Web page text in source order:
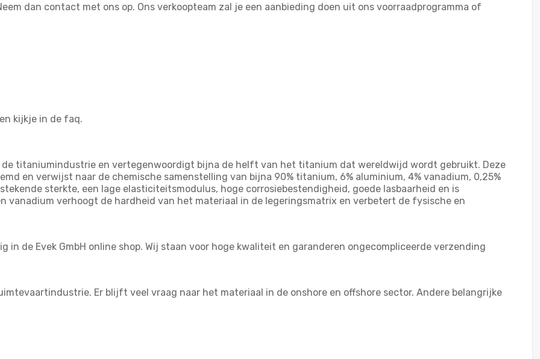
dan contact met ons op. Ons verkoopteam zal je een aanbieding doen uit ons voorraadprogramma of
kijkje in de faq.
de titaniumindustrie en vertegenwoordigt bijna de helft van het titanium dat wereldwijd wordt gebruikt. Deze
en verwijst naar de chemische samenstelling van bijna 90% titanium, 6% aluminium, 4% vanadium, 0,25%
sterkte, een lage elasticiteitsmodulus, hoge corrosiebestendigheid, goede lasbaarheid en is
vanadium verhoogt de hardheid van het materiaal in de legeringsmatrix en verbetert de fysische en
in de Evek GmbH online shop. Wij staan voor hoge kwaliteit en garanderen ongecompliceerde verzending
Er blijft veel vraag naar het materiaal in de onshore en offshore sector. Andere belangrijke